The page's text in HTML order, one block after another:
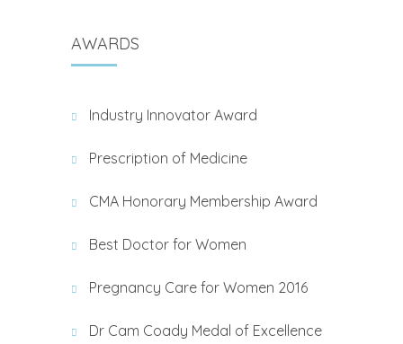
AWARDS
Industry Innovator Award
Prescription of Medicine
CMA Honorary Membership Award
Best Doctor for Women
Pregnancy Care for Women 2016
Dr Cam Coady Medal of Excellence